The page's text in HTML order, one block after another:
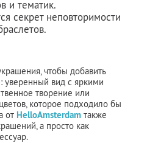
и тематик.
секрет неповторимости
чтобы добавить
вид с яркими
творение или
которое подходило бы
от HelloAmsterdam также
а просто как